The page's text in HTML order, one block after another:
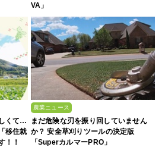
VA」
くて…
移住就
！！
農業ニュース
まだ危険な刃を振り回していません
か？ 安全草刈りツールの決定版
「SuperカルマーPRO」